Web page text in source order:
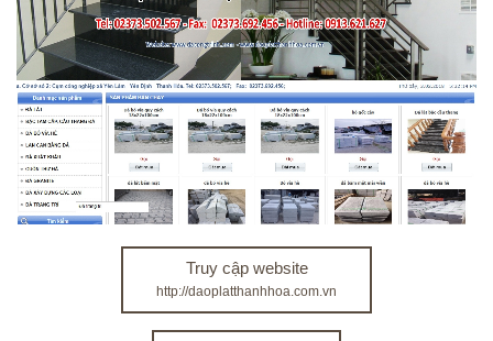
Truy cập website
http://daoplatthanhhoa.com.vn